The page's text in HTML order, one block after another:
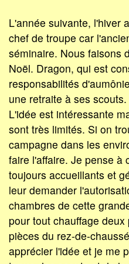
L'année suivante, l'hiver
chef de troupe car
séminaire. Nous faisons
Noël. Dragon, qui est
responsabilités
une retraite à ses
L'idée est intéressante
sont très limités. Si on
campagne dans les
faire l'affaire. Je pense à
toujours accueillants et
leur demander
chambres de cette
pour tout chauffage
pièces du rez-de-
apprécier l'idée et je me